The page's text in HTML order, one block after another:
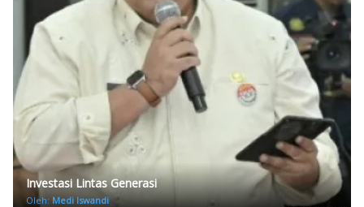
Investasi Lintas Generasi
Oleh: Medi Iswandi